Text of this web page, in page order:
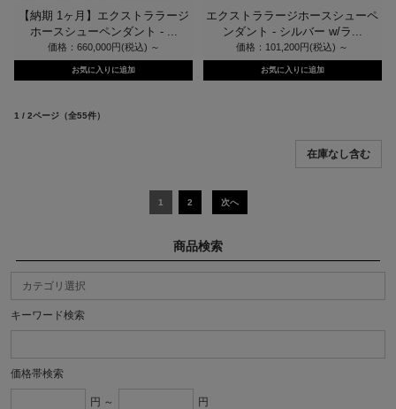
【納期 1ヶ月】エクストララージ
ホースシューペンダント - ...
価格：660,000円(税込) ～
エクストララージホースシューペ
ンダント - シルバー w/ラ...
価格：101,200円(税込) ～
1 / 2ページ （全55件）
1 2 次へ
商品検索
キーワード検索
価格帯検索
円 ～ 円